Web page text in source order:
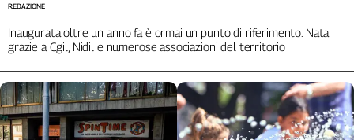
Inaugurata oltre un anno fa è ormai un punto di riferimento. Nata
grazie a Cgil, Nidil e numerose associazioni del territorio
REDAZIONE